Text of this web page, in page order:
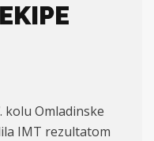
. kolu Omladinske
IMT rezultatom